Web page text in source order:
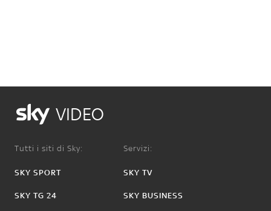
VIDEO
Tutti i siti di Sky:
SKY SPORT
SKY TG 24
Servizi:
SKY TV
SKY BUSINESS